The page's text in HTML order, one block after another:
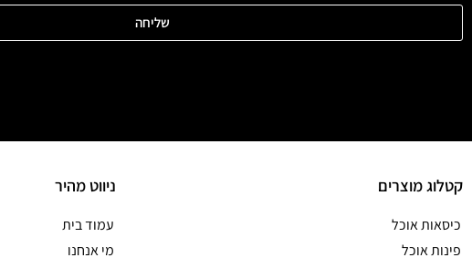
שליחה
קטלוג מוצרים
כיסאות אוכל
פינות אוכל
ניווט מהיר
עמוד בית
מי אנחנו